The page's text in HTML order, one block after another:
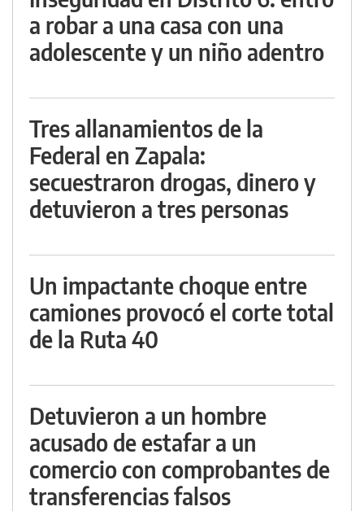
a robar a una casa con una
adolescente y un niño adentro
Tres allanamientos de la
Federal en Zapala:
secuestraron drogas, dinero y
detuvieron a tres personas
Un impactante choque entre
camiones provocó el corte total
de la Ruta 40
Detuvieron a un hombre
acusado de estafar a un
comercio con comprobantes de
transferencias falsos